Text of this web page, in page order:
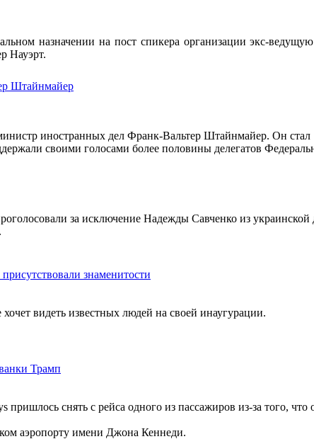
назначении на пост спикера организации экс-
Науэрт.
Штайнмайер
иностранных дел Франк-Вальтер Штайнмайер. Он стал
своими голосами более половины делегатов
за исключение Надежды Савченко из украинской
знаменитости
видеть известных людей на своей инаугурации.
Трамп
снять с рейса одного из пассажиров из-за того, что
аэропорту имени Джона Кеннеди.